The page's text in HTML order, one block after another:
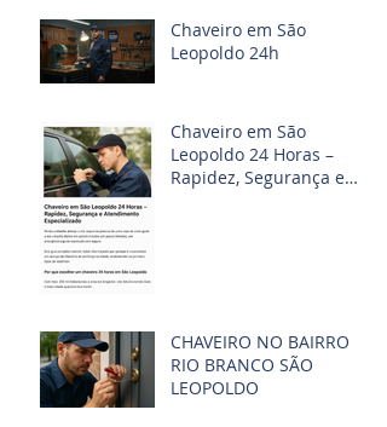
Chaveiro em São
Leopoldo 24h
Chaveiro em São
Leopoldo 24 Horas –
Rapidez, Segurança e
CHAVEIRO NO BAIRRO
RIO BRANCO SÃO
LEOPOLDO